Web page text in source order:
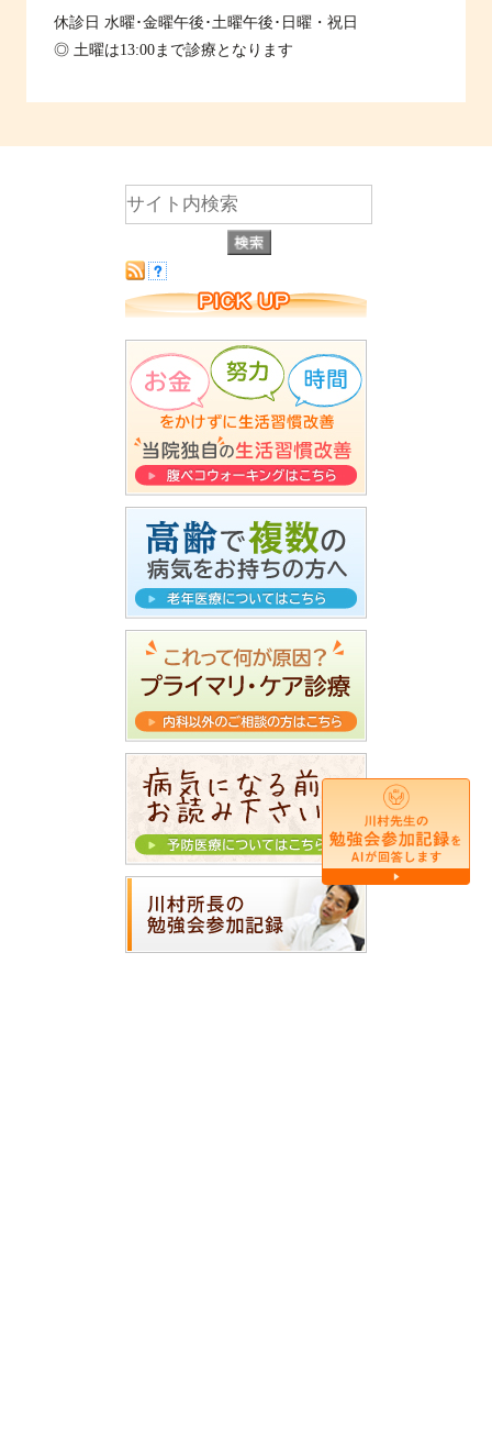
休診日 水曜･金曜午後･土曜午後･日曜・祝日
◎ 土曜は13:00まで診療となります